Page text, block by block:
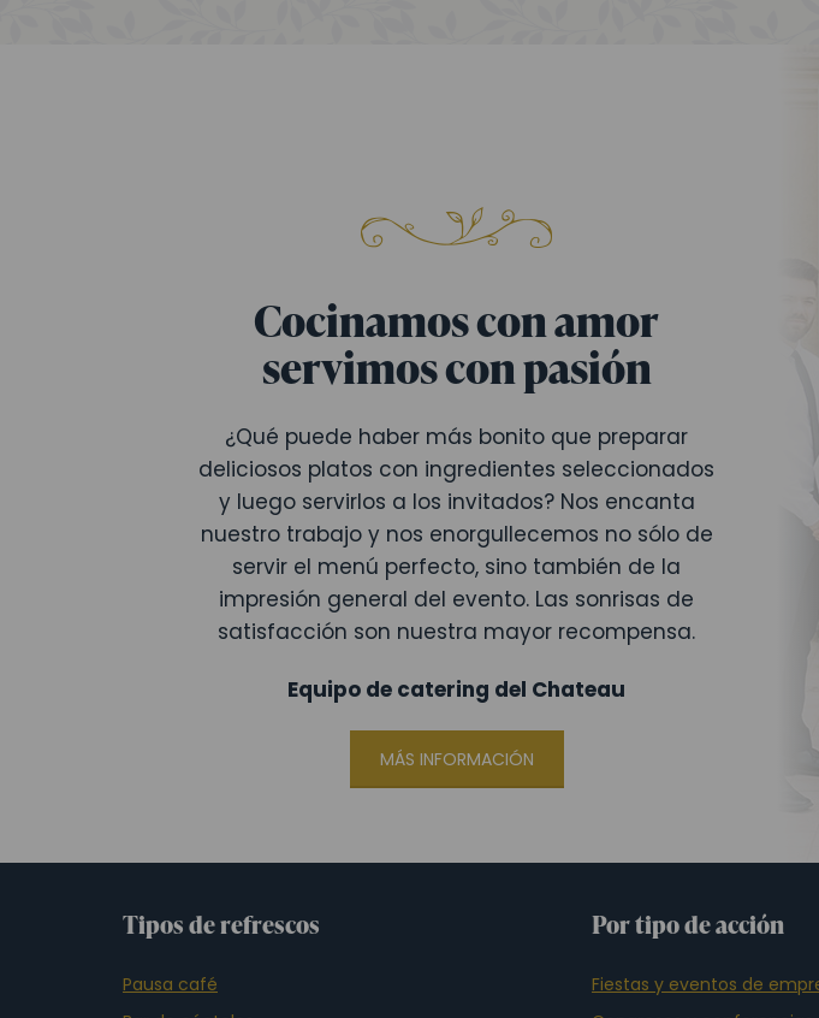
Cocinamos con amor
servimos con pasión
¿Qué puede haber más bonito que preparar
deliciosos platos con ingredientes seleccionados
y luego servirlos a los invitados? Nos encanta
nuestro trabajo y nos enorgullecemos no sólo de
servir el menú perfecto, sino también de la
impresión general del evento. Las sonrisas de
satisfacción son nuestra mayor recompensa.
Equipo de catering del Chateau
MÁS INFORMACIÓN
Tipos de refrescos
Pausa café
Por tipo de acción
Fiestas y eventos de